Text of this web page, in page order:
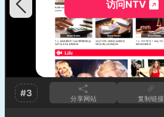
访问NTV
#3 分享网站 复制链接